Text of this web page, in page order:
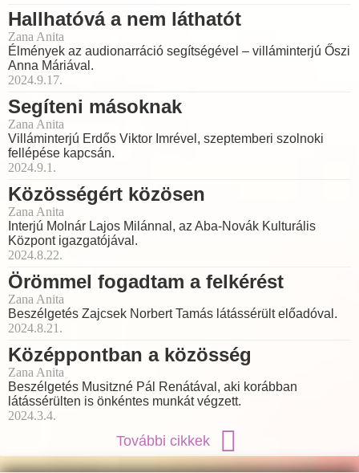
Hallhatóvá a nem láthatót
Zana Anita
Élmények az audionarráció segítségével – villáminterjú Őszi
Anna Máriával.
2024.9.17.
Segíteni másoknak
Zana Anita
Villáminterjú Erdős Viktor Imrével, szeptemberi szolnoki
fellépése kapcsán.
2024.9.1.
Közösségért közösen
Zana Anita
Interjú Molnár Lajos Milánnal, az Aba-Novák Kulturális
Központ igazgatójával.
2024.8.22.
Örömmel fogadtam a felkérést
Zana Anita
Beszélgetés Zajcsek Norbert Tamás látássérült előadóval.
2024.8.21.
Középpontban a közösség
Zana Anita
Beszélgetés Musitzné Pál Renátával, aki korábban
látássérülten is önkéntes munkát végzett.
2024.3.4.
További cikkek